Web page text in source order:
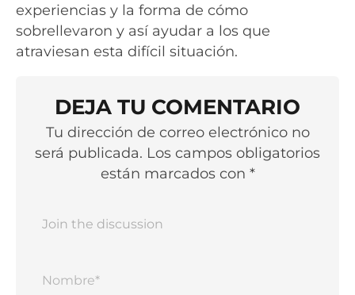
experiencias y la forma de cómo
sobrellevaron y así ayudar a los que
atraviesan esta difícil situación.
DEJA TU COMENTARIO
Tu dirección de correo electrónico no
será publicada. Los campos obligatorios
están marcados con *